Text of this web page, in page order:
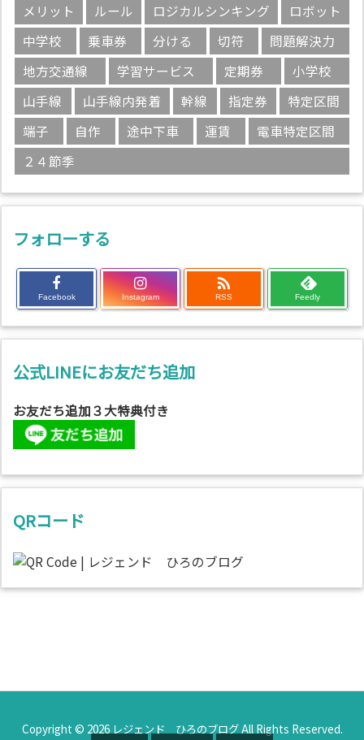
メリット
ルール ロジカルシンキング
ロボット
中学校
乗車券 分ける 切符
問題解決力
地方交通線
学習サービス 定期券
小学校
山手線
山手線内発着 幹線 指定券
特定区間
端子
自作 途中下車 運賃
電車特定区間
２４節季
フォローする
Facebook Instagram

RSS Feedly
公式LINEにお友だち追加
お友だち追加３大特典付き
QRコード
Copyright © 2026 レジェンド ひろのブログAll Rights Reserved.